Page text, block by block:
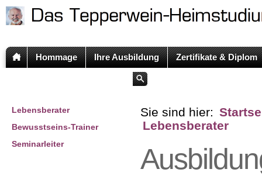
Hommage Ihre Ausbildung Zertifikate & Diplom
Lebensberater
Bewusstseins-Trainer
Seminarleiter
Sie sind hier:
Lebensberater